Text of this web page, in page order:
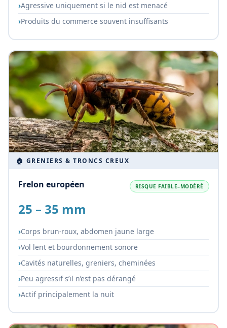
Agressive uniquement si le nid est menacé
Produits du commerce souvent insuffisants
🏠 GRENIERS & TRONCS CREUX
Frelon européen RISQUE FAIBLE–MODÉRÉ
25 – 35 mm
Corps brun-roux, abdomen jaune large
Vol lent et bourdonnement sonore
Cavités naturelles, greniers, cheminées
Peu agressif s’il n’est pas dérangé
Actif principalement la nuit